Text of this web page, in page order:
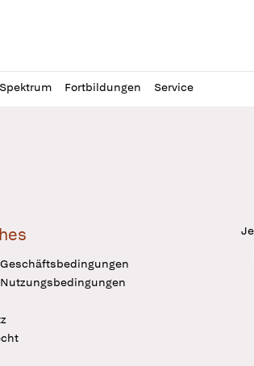
Spektrum Fortbildungen Service